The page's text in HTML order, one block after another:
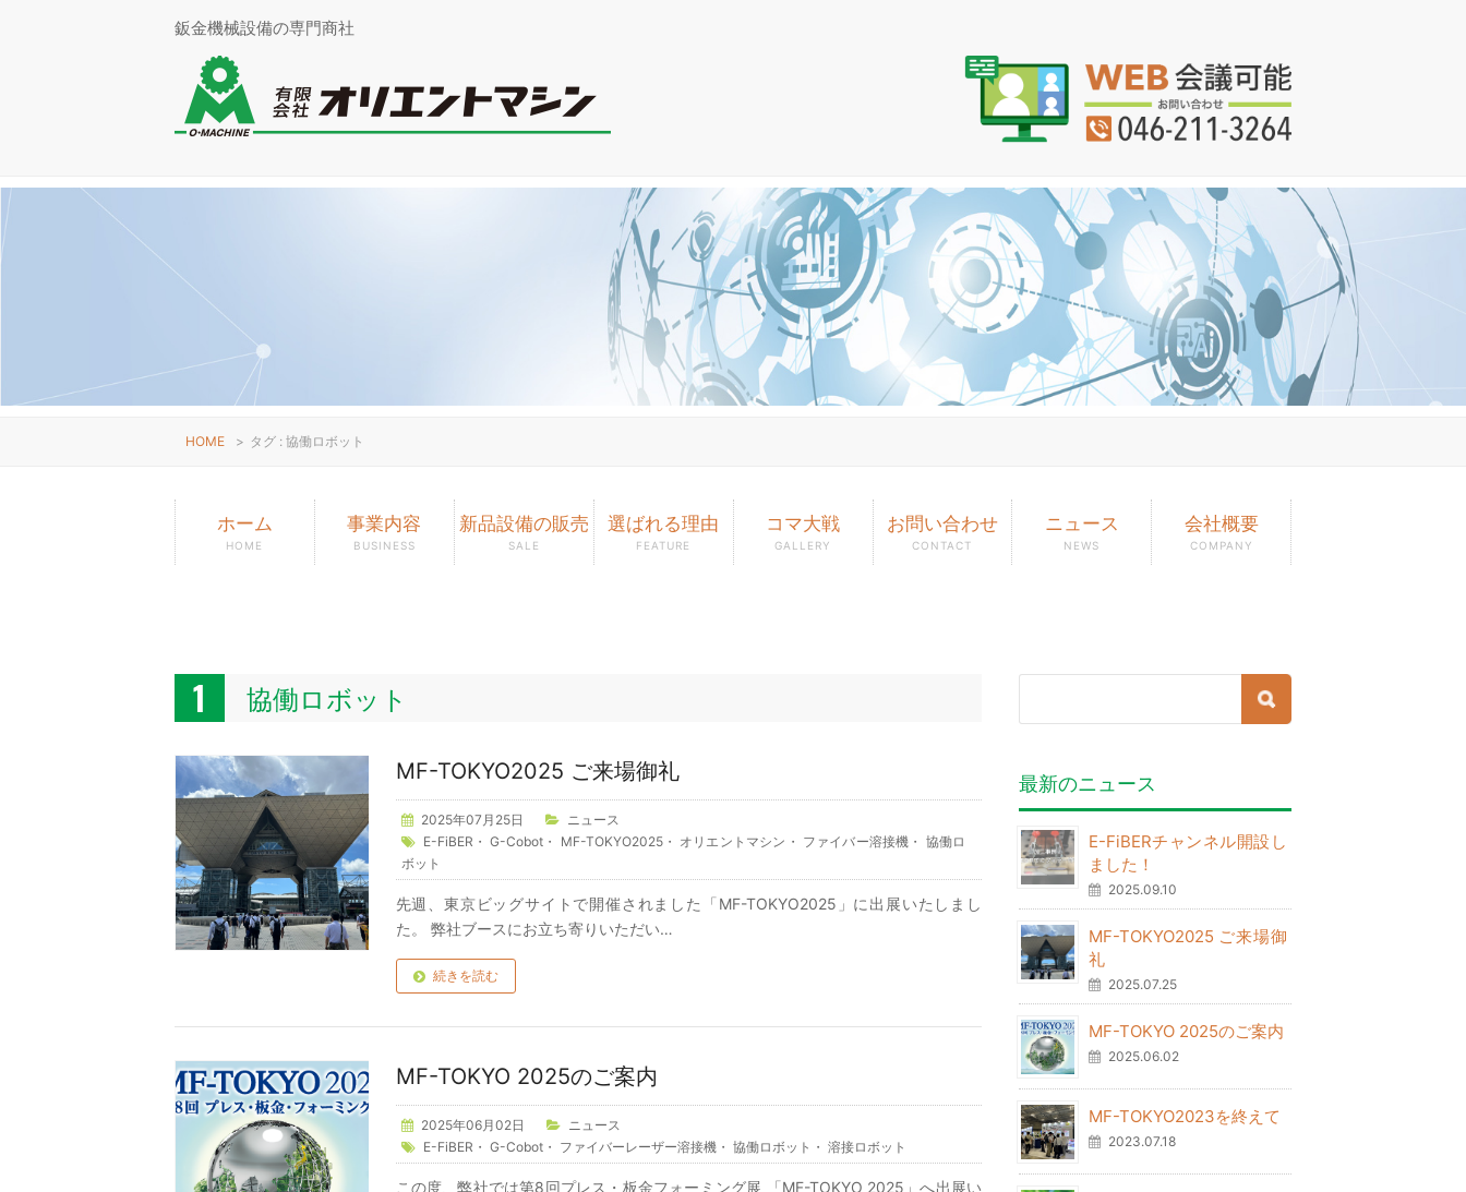
鈑金機械設備の専門商社
HOME > タグ : 協働ロボット
ホーム
HOME
事業内容
BUSINESS
新品設備の販売
SALE
選ばれる理由
FEATURE
コマ大戦
GALLERY
お問い合わせ
CONTACT
ニュース
NEWS
会社概要
COMPANY
協働ロボット
MF-TOKYO2025 ご来場御礼
2025年07月25日
ニュース
E-FiBER ・G-Cobot ・ MF-TOKYO2025・ オリエントマシン ・ ファイバー溶接機 ・ 協働ロ
ボット
先週、東京ビッグサイトで開催されました「MF-TOKYO2025」に出展いたしまし
た。 弊社ブースにお立ち寄りいただい…
続きを読む
MF-TOKYO 2025のご案内
2025年06月02日
ニュース
E-FiBER ・ G-Cobot・ ファイバーレーザー溶接機・ 協働ロボット ・ 溶接ロボット
この度、弊社では第8回プレス・板金フォーミング展 「MF-TOKYO 2025」へ出展い
最新のニュース
E-FiBERチャンネル開設し
ました！
2025.09.10
MF-TOKYO2025 ご来場御
礼
2025.07.25
MF-TOKYO 2025のご案内
2025.06.02
MF-TOKYO2023を終えて
2023.07.18